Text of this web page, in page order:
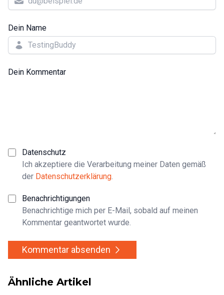
Dein Name
Dein Kommentar
Datenschutz
Ich akzeptiere die Verarbeitung meiner Daten gemäß
der Datenschutzerklärung.
Benachrichtigungen
Benachrichtige mich per E-Mail, sobald auf meinen
Kommentar geantwortet wurde.
Kommentar absenden
Ähnliche Artikel